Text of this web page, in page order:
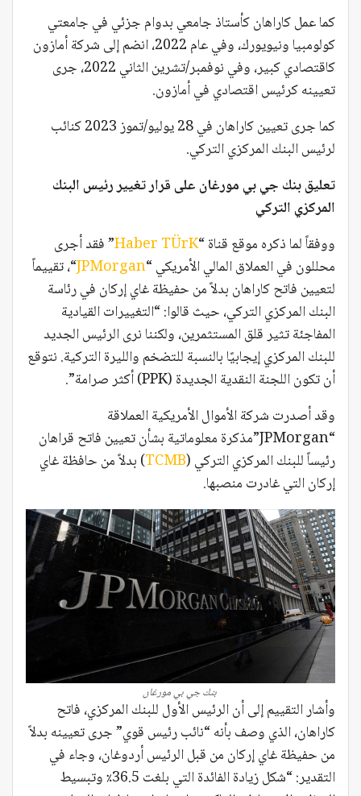
كما عمل كاراهان كأستاذ جامعي بدوام جزئي في جامعتي
كولومبيا ونيويورك، وفي عام 2022، انضم إلى شركة أمازون
كاقتصادي كبير، وفي نوفمبر/تشرين الثاني 2022، جرى
تعيينه كرئيس اقتصادي في أمازون.
كما جرى تعيين كاراهان في 28 يوليو/تموز 2023 كنائب
لرئيس البنك المركزي التركي.
تعليق بنك جي بي مورغان على قرار تغيير رئيس البنك
المركزي التركي
ووفقاً لما ذكره موقع قناة “Haber TÜrK” فقد أجرى
محللون في العملاق المالي الأمريكي “JPMorgan“، تقييماً
لتعيين فاتح كاراهان بدلاً من حفيظة غاي إركان في رئاسة
البنك المركزي التركي، حيث قالوا: “التغييرات القيادية
المفاجئة تثير قلق المستثمرين، ولكننا نرى الرئيس الجديد
للبنك المركزي إيجابيًا بالنسبة للتضخم والليرة التركية. نتوقع
أن تكون اللجنة النقدية الجديدة (PPK) أكثر صرامة”.
وقد أصدرت شركة الأموال الأمريكية العملاقة
“JPMorgan”مذكرة معلوماتية بشأن تعيين فاتح قراهان
رئيساً للبنك المركزي التركي (TCMB) بدلاً من حافظة غاي
إركان التي غادرت منصبها.
بنك جي بي مورغان
وأشار التقييم إلى أن الرئيس الأول للبنك المركزي، فاتح
كاراهان، الذي وصف بأنه “نائب رئيس قوي” جرى تعيينه بدلاً
من حفيظة غاي إركان من قبل الرئيس أردوغان، وجاء في
التقدير: “شكل زيادة الفائدة التي بلغت 36.5٪ وتبسيط